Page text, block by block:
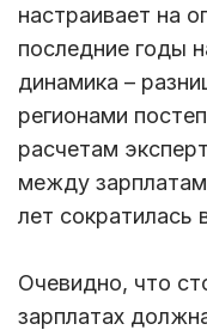
настраивает на
последние годы
динамика –
регионами
расчетам
между
лет сократилась
Очевидно, что
зарплатах